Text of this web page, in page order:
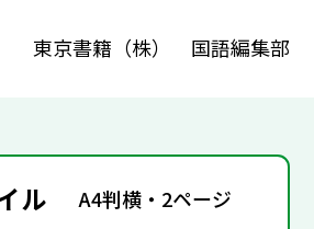
東京書籍（株） 国語編集部
ル A4判横・2ページ